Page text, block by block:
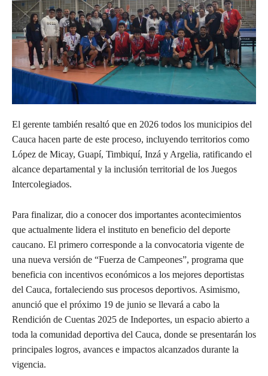
El gerente también resaltó que en 2026 todos los municipios del
Cauca hacen parte de este proceso, incluyendo territorios como
López de Micay, Guapí, Timbiquí, Inzá y Argelia, ratificando el
alcance departamental y la inclusión territorial de los Juegos
Intercolegiados.
Para finalizar, dio a conocer dos importantes acontecimientos
que actualmente lidera el instituto en beneficio del deporte
caucano. El primero corresponde a la convocatoria vigente de
una nueva versión de “Fuerza de Campeones”, programa que
beneficia con incentivos económicos a los mejores deportistas
del Cauca, fortaleciendo sus procesos deportivos. Asimismo,
anunció que el próximo 19 de junio se llevará a cabo la
Rendición de Cuentas 2025 de Indeportes, un espacio abierto a
toda la comunidad deportiva del Cauca, donde se presentarán los
principales logros, avances e impactos alcanzados durante la
vigencia.